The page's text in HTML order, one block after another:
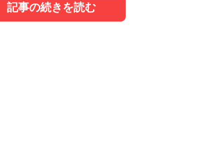
記事の続きを読む